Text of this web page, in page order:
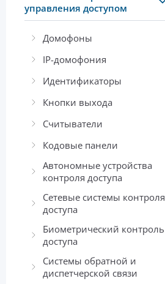
управления доступом
Домофоны
IP-домофония
Идентификаторы
Кнопки выхода
Считыватели
Кодовые панели
Автономные устройства
контроля доступа
Сетевые системы контроля
доступа
Биометрический контроль
доступа
Системы обратной и
диспетчерской связи